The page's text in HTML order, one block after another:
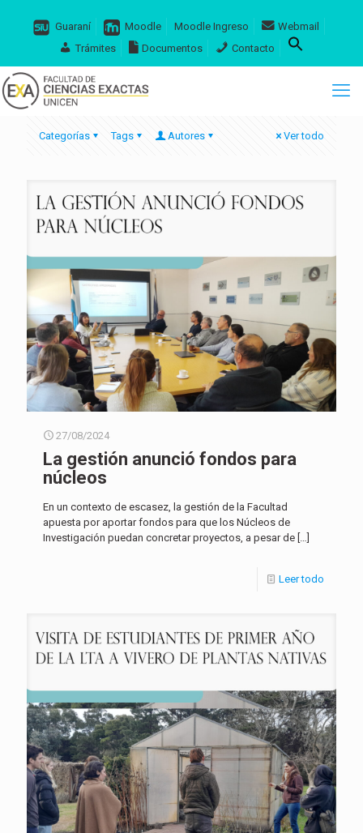
Guaraní Moodle Moodle Ingreso
Webmail
Trámites
Documentos Contacto
Categorías Tags Autores Ver todo
27/08/2024
La gestión anunció fondos para
núcleos
En un contexto de escasez, la gestión de la Facultad
apuesta por aportar fondos para que los Núcleos de
Investigación puedan concretar proyectos, a pesar de […]
Leer todo